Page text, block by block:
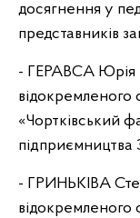
досягнення у
представників
- ГЕРАВСА Юрія
відокремленого
«Чортківський
підприємництва
- ГРИНЬКІВА
відокремленого